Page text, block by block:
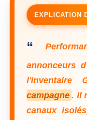
EXPLICATION
“
annonceurs
l'inventaire
campagne . Il
canaux